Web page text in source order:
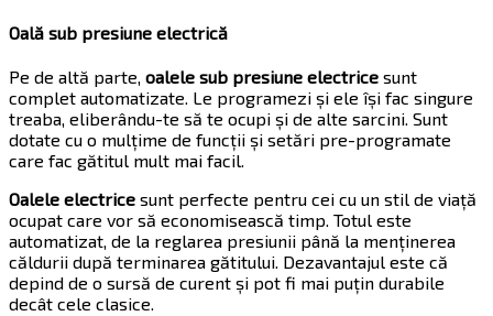
Oală sub presiune electrică
Pe de altă parte, oalele sub presiune electrice sunt
complet automatizate. Le programezi și ele își fac singure
treaba, eliberându-te să te ocupi și de alte sarcini. Sunt
dotate cu o mulțime de funcții și setări pre-programate
care fac gătitul mult mai facil.
Oalele electrice sunt perfecte pentru cei cu un stil de viață
ocupat care vor să economisească timp. Totul este
automatizat, de la reglarea presiunii până la menținerea
căldurii după terminarea gătitului. Dezavantajul este că
depind de o sursă de curent și pot fi mai puțin durabile
decât cele clasice.